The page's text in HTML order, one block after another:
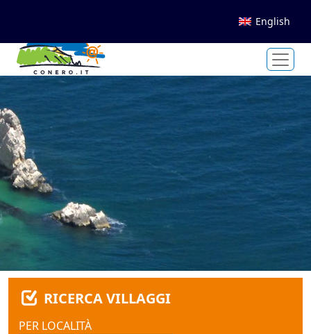
English
RICERCA VILLAGGI
PER LOCALITÀ